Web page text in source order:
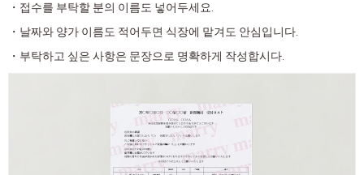
・접수를 부탁할 분의 이름도 넣어두세요.
・날짜와 양가 이름도 적어두면 식장에 맡겨도 안심입니다.
・부탁하고 싶은 사항은 문장으로 명확하게 작성합시다.